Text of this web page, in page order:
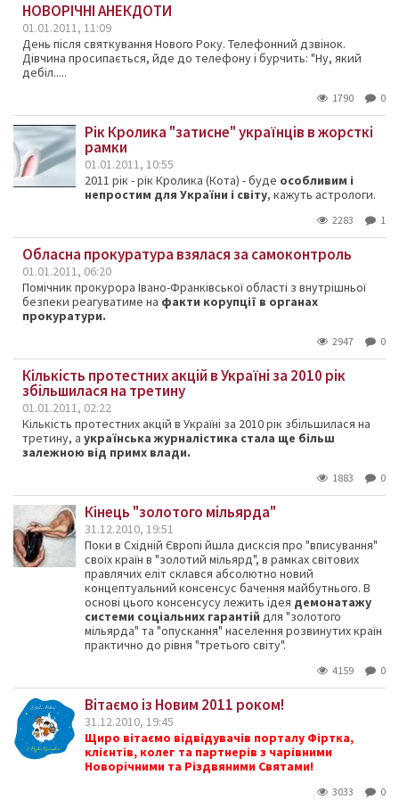
НОВОРІЧНІ АНЕКДОТИ
01.01.2011, 11:09
День після святкування Нового Року. Телефонний дзвінок.
Дівчина просипається, йде до телефону і бурчить: "Ну, який
дебіл.....
1790 0
Рік Кролика "затисне" українців в жорсткі
рамки
01.01.2011, 10:55
2011 рік - рік Кролика (Кота) - буде особливим і
непростим для України і світу, кажуть астрологи.
2283 1
Обласна прокуратура взялася за самоконтроль
01.01.2011, 06:20
Помічник прокурора Івано-Франківської області з внутрішньої
безпеки реагуватиме на факти корупції в органах
прокуратури.
2947 0
Кількість протестних акцій в Україні за 2010 рік
збільшилася на третину
01.01.2011, 02:22
Кількість протестних акцій в Україні за 2010 рік збільшилася на
третину, а українська журналістика стала ще більш
залежною від примх влади.
1883 0
Кінець "золотого мільярда"
31.12.2010, 19:51
Поки в Східній Європі йшла дисксія про "вписування"
своїх країн в "золотий мільярд", в рамках світових
правлячих еліт склався абсолютно новий
концептуальний консенсус бачення майбутнього. В
основі цього консенсусу лежить ідея демонатажу
системи соціальних гарантій для "золотого
мільярда" та "опускання" населення розвинутих країн
практично до рівня "третього світу".
4159 0
Вітаємо із Новим 2011 роком!
31.12.2010, 19:45
Щиро вітаємо відвідувачів порталу Фіртка,
клієнтів, колег та партнерів з чарівними
Новорічними та Різдвяними Святами!
3033 0